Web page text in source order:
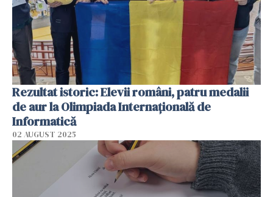
Rezultat istoric: Elevii români, patru medalii
de aur la Olimpiada Internaţională de
Informatică
02 AUGUST 2025